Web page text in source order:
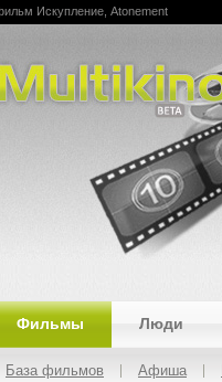
Искупление, Atonement
Фильмы Люди
База фильмов Афиша